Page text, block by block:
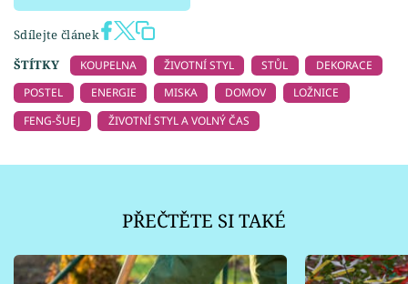
Sdílejte článek
ŠTÍTKY
KOUPELNA ŽIVOTNÍ STYL STŮL
DEKORACE
POSTEL
ENERGIE MISKA DOMOV
LOŽNICE
FENG-ŠUEJ
ŽIVOTNÍ STYL A VOLNÝ ČAS
PŘEČTĚTE SI TAKÉ